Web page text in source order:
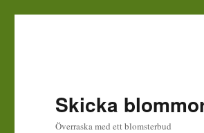
Skicka
Överraska med ett blomsterbud